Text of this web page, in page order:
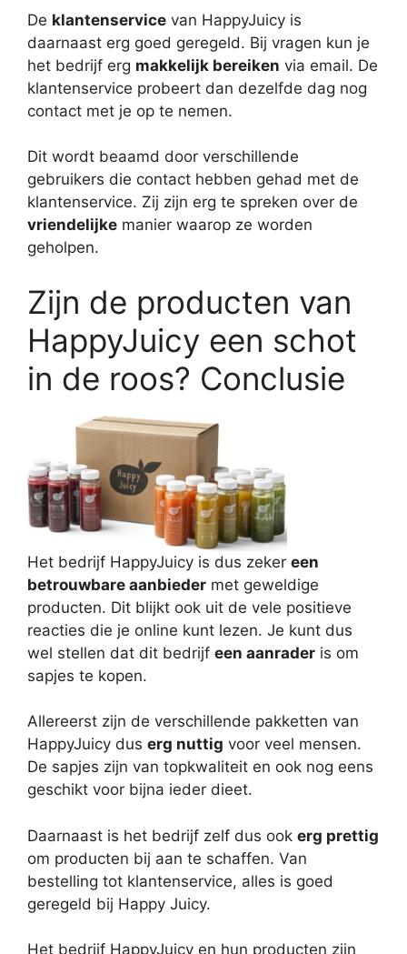
De klantenservice van HappyJuicy is
daarnaast erg goed geregeld. Bij vragen kun je
het bedrijf erg makkelijk bereiken via email. De
klantenservice probeert dan dezelfde dag nog
contact met je op te nemen.
Dit wordt beaamd door verschillende
gebruikers die contact hebben gehad met de
klantenservice. Zij zijn erg te spreken over de
vriendelijke manier waarop ze worden
geholpen.
Zijn de producten van
HappyJuicy een schot
in de roos? Conclusie
Het bedrijf HappyJuicy is dus zeker een
betrouwbare aanbieder met geweldige
producten. Dit blijkt ook uit de vele positieve
reacties die je online kunt lezen. Je kunt dus
wel stellen dat dit bedrijf een aanrader is om
sapjes te kopen.
Allereerst zijn de verschillende pakketten van
HappyJuicy dus erg nuttig voor veel mensen.
De sapjes zijn van topkwaliteit en ook nog eens
geschikt voor bijna ieder dieet.
Daarnaast is het bedrijf zelf dus ook erg prettig
om producten bij aan te schaffen. Van
bestelling tot klantenservice, alles is goed
geregeld bij Happy Juicy.
Het bedrijf HappyJuicy en hun producten zijn